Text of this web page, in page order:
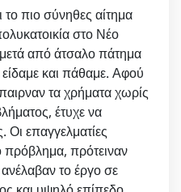
πιο σύνηθες αίτημα
στο Νέο
μετά από άτσαλο πάτημα
και πάθαμε. Αφού
τα χρήματα χωρίς
έτυχε να
Οι επαγγελματίες
πρόβλημα, πρότειναν
το έργο σε